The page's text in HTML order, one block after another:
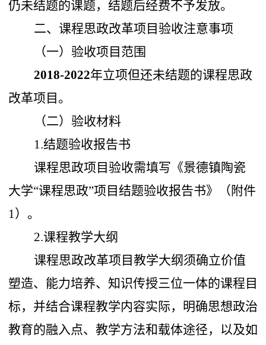
仍未结题的课题，结题后经费不予发放。
二、课程思政改革项目验收注意事项
（一）验收项目范围
2018-2022年立项但还未结题的课程思政
改革项目。
（二）验收材料
1.结题验收报告书
课程思政项目验收需填写《景德镇陶瓷
大学“课程思政”项目结题验收报告书》（附件
1）。
2.课程教学大纲
课程思政改革项目教学大纲须确立价值
塑造、能力培养、知识传授三位一体的课程目
标，并结合课程教学内容实际，明确思想政治
教育的融入点、教学方法和载体途径，以及如